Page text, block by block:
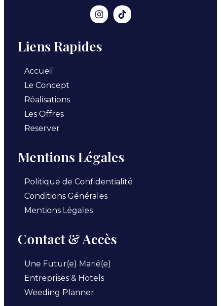
Liens Rapides
Accueil
Le Concept
Réalisations
Les Offres
Reserver
Mentions Légales
Politique de Confidentialité
Conditions Générales
Mentions Légales
Contact & Accès
Une Futur(e) Marié(e)
Entreprises & Hotels
Weeding Planner